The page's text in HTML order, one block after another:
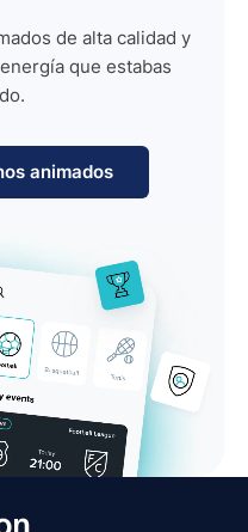
de alta calidad y
que estabas
animados